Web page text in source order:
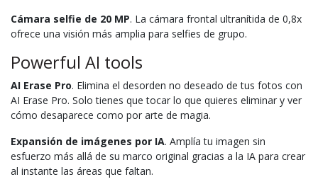
Cámara selfie de 20 MP. La cámara frontal ultranítida de 0,8x
ofrece una visión más amplia para selfies de grupo.
Powerful AI tools
AI Erase Pro. Elimina el desorden no deseado de tus fotos con
AI Erase Pro. Solo tienes que tocar lo que quieres eliminar y ver
cómo desaparece como por arte de magia.
Expansión de imágenes por IA. Amplía tu imagen sin
esfuerzo más allá de su marco original gracias a la IA para crear
al instante las áreas que faltan.